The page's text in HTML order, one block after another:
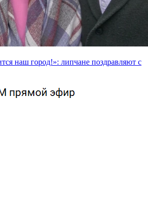
наш город!»: липчане поздравляют с